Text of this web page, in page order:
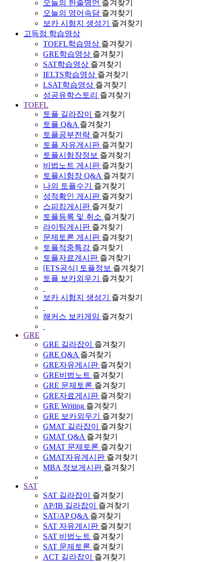
오늘의 한줄명언 즐겨찾기
오늘의 영어속담 즐겨찾기
보카 시험지 생성기
즐겨찾기
고득점 학습영상
TOEFL학습영상 즐겨찾기
GRE학습영상 즐겨찾기
SAT학습영상 즐겨찾기
IELTS학습영상 즐겨찾기
LSAT학습영상 즐겨찾기
성공유학스토리 즐겨찾기
TOEFL
토플 길라잡이
즐겨찾기
토플 Q&A 즐겨찾기
토플공부전략 즐겨찾기
토플 자유게시판 즐겨찾기
토플시험장정보 즐겨찾기
비법노트 게시판 즐겨찾기
토플시험장 Q&A 즐겨찾기
나의 토플수기
즐겨찾기
성적확인 게시판 즐겨찾기
스피킹게시판 즐겨찾기
토플등록 및 취소 즐겨찾기
라이팅게시판 즐겨찾기
문제토론 게시판 즐겨찾기
토플적중특강 즐겨찾기
토플자료게시판 즐겨찾기
[ETS공식] 토플정보 즐겨찾기
토플 보카외우기
즐겨찾기
보카 시험지 생성기 즐겨찾기
해커스 보카게임 즐겨찾기
GRE
GRE 길라잡이
즐겨찾기
GRE Q&A 즐겨찾기
GRE자유게시판 즐겨찾기
GRE비법노트 즐겨찾기
GRE 문제토론 즐겨찾기
GRE자료게시판 즐겨찾기
GRE Writing 즐겨찾기
GRE 보카외우기
즐겨찾기
GMAT 길라잡이
즐겨찾기
GMAT Q&A 즐겨찾기
GMAT 문제토론 즐겨찾기
GMAT자유게시판 즐겨찾기
MBA 정보게시판 즐겨찾기
SAT
SAT 길라잡이
즐겨찾기
AP/IB 길라잡이
즐겨찾기
SAT/AP Q&A 즐겨찾기
SAT 자유게시판 즐겨찾기
SAT 비법노트 즐겨찾기
SAT 문제토론 즐겨찾기
ACT 길라잡이
즐겨찾기